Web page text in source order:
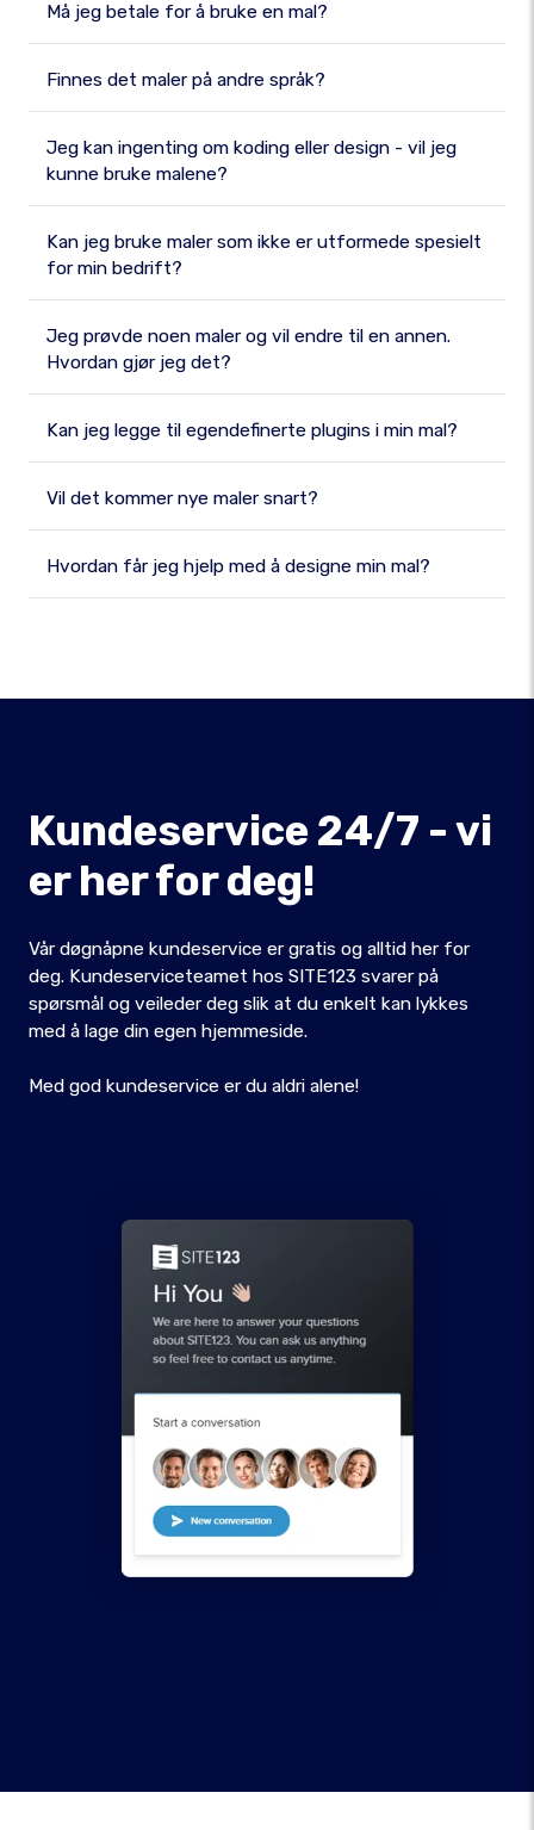
Må jeg betale for å bruke en mal?
Finnes det maler på andre språk?
Jeg kan ingenting om koding eller design - vil jeg
kunne bruke malene?
Kan jeg bruke maler som ikke er utformede spesielt
for min bedrift?
Jeg prøvde noen maler og vil endre til en annen.
Hvordan gjør jeg det?
Kan jeg legge til egendefinerte plugins i min mal?
Vil det kommer nye maler snart?
Hvordan får jeg hjelp med å designe min mal?
Kundeservice 24/7 - vi
er her for deg!
Vår døgnåpne kundeservice er gratis og alltid her for
deg. Kundeserviceteamet hos SITE123 svarer på
spørsmål og veileder deg slik at du enkelt kan lykkes
med å lage din egen hjemmeside.
Med god kundeservice er du aldri alene!